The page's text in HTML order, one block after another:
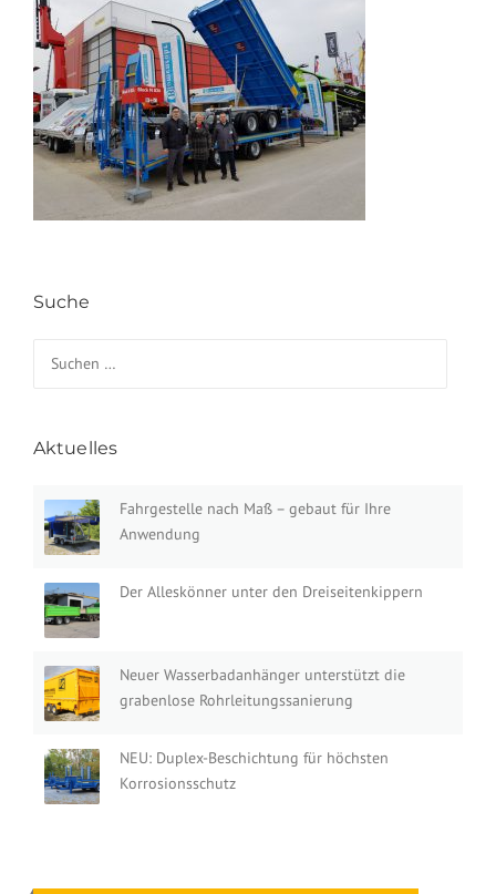
Suche
Aktuelles
Fahrgestelle nach Maß – gebaut für Ihre
Anwendung
Der Alleskönner unter den Dreiseitenkippern
Neuer Wasserbadanhänger unterstützt die
grabenlose Rohrleitungssanierung
NEU: Duplex-Beschichtung für höchsten
Korrosionsschutz